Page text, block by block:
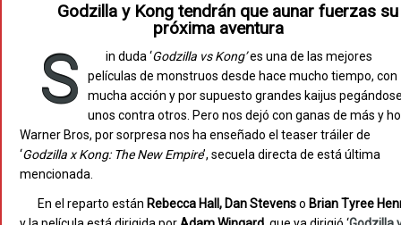
Godzilla y Kong tendrán que aunar fuerzas su
próxima aventura
S in duda ‘Godzilla vs Kong’es una de las mejores
películas de monstruos desde hace mucho tiempo, con
mucha acción y por supuesto grandes kaijus
unos contra otros. Pero nos dejó con ganas de más y
Warner Bros, por sorpresa nos ha enseñado el teaser tráiler de
‘Godzilla x Kong: The New Empire’, secuela directa de está última
mencionada.
En el reparto están Rebecca Hall, Dan Stevenso Brian Tyree